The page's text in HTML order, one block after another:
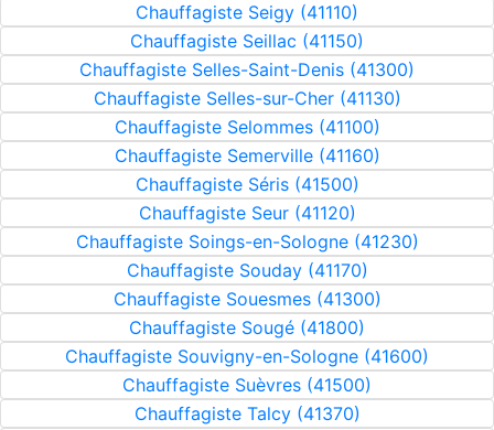
Chauffagiste Seigy (41110)
Chauffagiste Seillac (41150)
Chauffagiste Selles-Saint-Denis (41300)
Chauffagiste Selles-sur-Cher (41130)
Chauffagiste Selommes (41100)
Chauffagiste Semerville (41160)
Chauffagiste Séris (41500)
Chauffagiste Seur (41120)
Chauffagiste Soings-en-Sologne (41230)
Chauffagiste Souday (41170)
Chauffagiste Souesmes (41300)
Chauffagiste Sougé (41800)
Chauffagiste Souvigny-en-Sologne (41600)
Chauffagiste Suèvres (41500)
Chauffagiste Talcy (41370)